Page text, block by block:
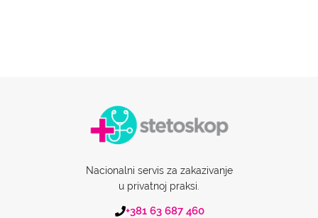
Nacionalni servis za zakazivanje
u privatnoj praksi.
+381 63 687 460